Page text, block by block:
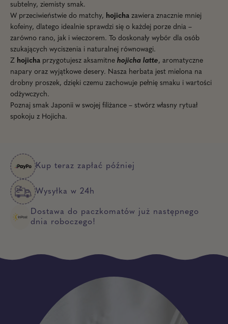
subtelny, ziemisty smak.
W przeciwieństwie do matchy, hojicha zawiera znacznie mniej
kofeiny, dlatego idealnie sprawdzi się o każdej porze dnia –
zarówno rano, jak i wieczorem. To doskonały wybór dla osób
szukających wyciszenia i naturalnej równowagi.
Z hojicha przygotujesz aksamitne hojicha latte, aromatyczne
napary oraz wyjątkowe desery. Nasza herbata jest mielona na
drobny proszek, dzięki czemu zachowuje pełnię smaku i wartości
odżywczych.
Poznaj smak Japonii w swojej filiżance – stwórz własny rytuał
spokoju z Hojicha.
Kup teraz zapłać później
Wysyłka w 24h
Dostawa do paczkomatów już następnego
dnia roboczego!